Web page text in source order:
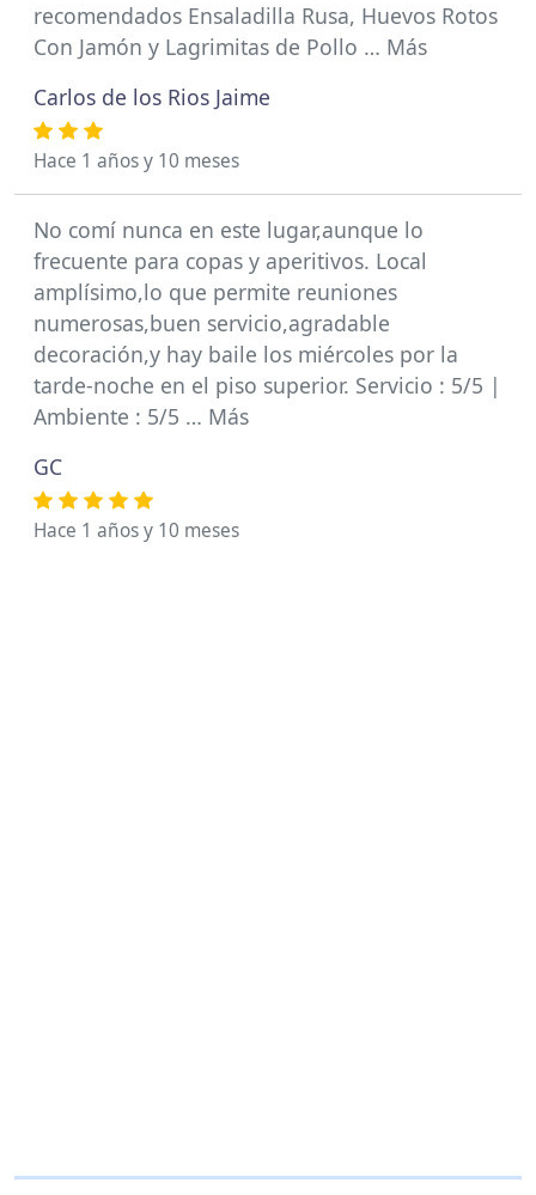
recomendados Ensaladilla Rusa, Huevos Rotos
Con Jamón y Lagrimitas de Pollo … Más
Carlos de los Rios Jaime
Hace 1 años y 10 meses
No comí nunca en este lugar,aunque lo
frecuente para copas y aperitivos. Local
amplísimo,lo que permite reuniones
numerosas,buen servicio,agradable
decoración,y hay baile los miércoles por la
tarde-noche en el piso superior. Servicio : 5/5 |
Ambiente : 5/5 … Más
GC
Hace 1 años y 10 meses